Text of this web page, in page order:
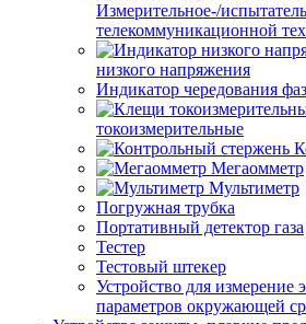
Измерительное-/
телекоммуникационной
низкого напряжения
Индикатор чередования фаз
токоизмерительные
Мегаомметр
Мультиметр
Погружная трубка
Портативный детектор газа
Тестер
Тестовый штекер
Устройство для измерение
параметров окружающей